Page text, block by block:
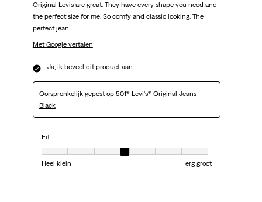
Original Levis are great. They have every shape you need and
the perfect size for me. So comfy and classic looking. The
perfect jean.
Met Google vertalen
Ja, Ik beveel dit product aan.
Oorspronkelijk gepost op 501® Levi's® Original Jeans-
Black
Fit
Fit, 4 van 7, waarbij 1 gelijk is aan Heel klein en 7 gelijk is aan erg groot
Heel klein
erg groot